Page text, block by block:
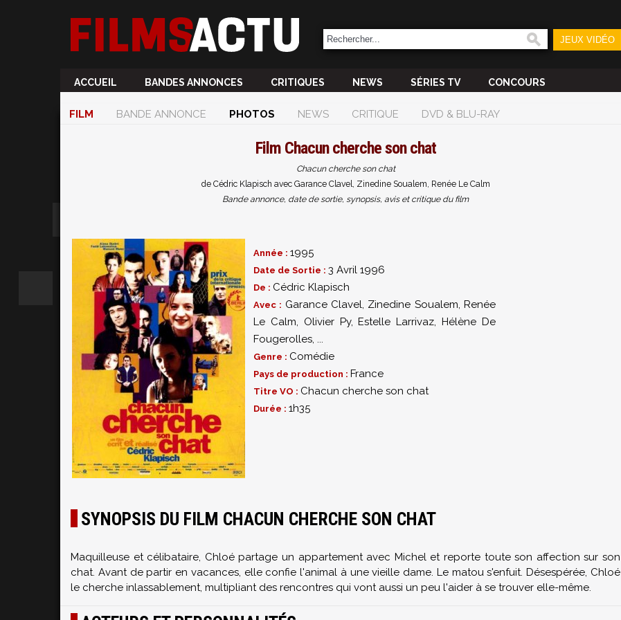
JEUX VIDÉO
ACCUEIL BANDES ANNONCES CRITIQUES NEWS SÉRIES TV CONCOURS
FILM BANDE ANNONCE PHOTOS NEWS CRITIQUE DVD & BLU-RAY
Film Chacun cherche son chat
Chacun cherche son chat
de Cédric Klapisch avec Garance Clavel, Zinedine Soualem, Renée Le Calm
Bande annonce, date de sortie, synopsis, avis et critique du film
Année : 1995
Date de Sortie : 3 Avril 1996
De : Cédric Klapisch
Avec : Garance Clavel, Zinedine Soualem,Renée
Le Calm, Olivier Py,Estelle Larrivaz,Hélène De
Fougerolles, ...
Genre : Comédie
Pays de production : France
Titre VO : Chacun cherche son chat
Durée : 1h35
SYNOPSIS DU FILM CHACUN CHERCHE SON CHAT
Maquilleuse et célibataire, Chloé partage un appartement avec Michel et reporte toute son affection sur son
chat. Avant de partir en vacances, elle confie l'animal à une vieille dame. Le matou s'enfuit. Désespérée, Chloé
le cherche inlassablement, multipliant des rencontres qui vont aussi un peu l'aider à se trouver elle-même.